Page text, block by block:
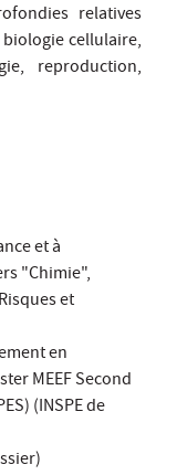
relatives
cellulaire,
reproduction,
et à
"Chimie",
et
en
MEEF Second
(INSPE de